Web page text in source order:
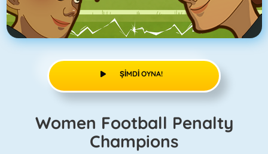
ŞIMDI OYNA!
Women Football Penalty
Champions